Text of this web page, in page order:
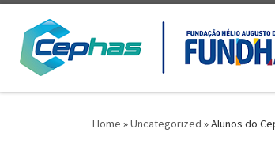
Skip to content
Home »Uncategorized »Alunos do